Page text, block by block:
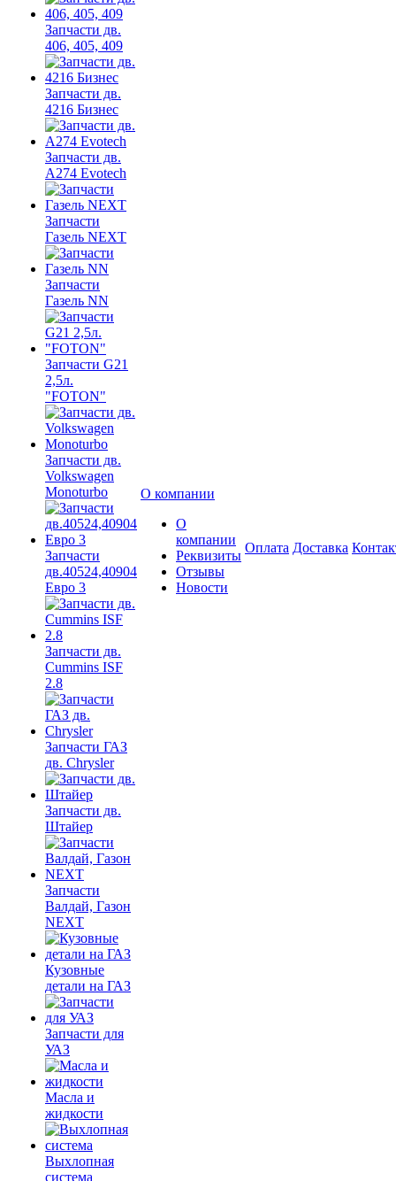
Запчасти дв.
406, 405, 409
Запчасти дв.
4216 Бизнес
Запчасти дв.
A274 Evotech
Запчасти
Газель NEXT
Запчасти
Газель NN
Запчасти G21
2,5л.
"FOTON"
Запчасти дв.
Volkswagen
Monoturbo
Запчасти
дв.40524,40904
Евро 3
Запчасти дв.
Cummins ISF
2.8
Запчасти ГАЗ
дв. Chrysler
Запчасти дв.
Штайер
Запчасти
Валдай, Газон
NEXT
Кузовные
детали на ГАЗ
Запчасти для
УАЗ
Масла и
жидкости
Выхлопная
система
О компании
О
компании
Реквизиты
Отзывы
Новости
Оплата Доставка